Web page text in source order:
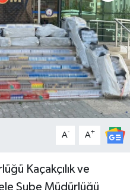
A- A+
Kaçakçılık ve
Şube Müdürlüğü